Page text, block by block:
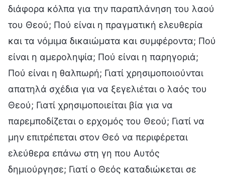
διάφορα κόλπα για την παραπλάνηση του λαού
του Θεού; Πού είναι η πραγματική ελευθερία
και τα νόμιμα δικαιώματα και συμφέροντα; Πού
είναι η αμεροληψία; Πού είναι η παρηγοριά;
Πού είναι η θαλπωρή; Γιατί χρησιμοποιούνται
απατηλά σχέδια για να ξεγελιέται ο λαός του
Θεού; Γιατί χρησιμοποιείται βία για να
παρεμποδίζεται ο ερχομός του Θεού; Γιατί να
μην επιτρέπεται στον Θεό να περιφέρεται
ελεύθερα επάνω στη γη που Αυτός
δημιούργησε; Γιατί ο Θεός καταδιώκεται σε